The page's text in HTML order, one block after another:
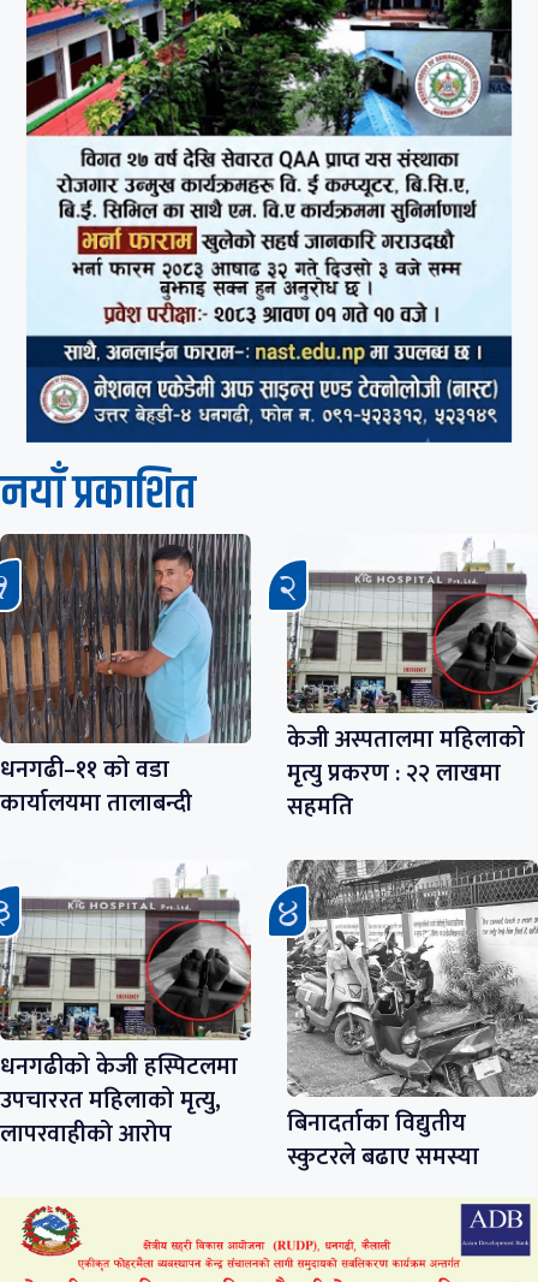
नयाँ प्रकाशित
धनगढी–११ को वडा
कार्यालयमा तालाबन्दी
केजी अस्पतालमा महिलाको
मृत्यु प्रकरण : २२ लाखमा
सहमति
धनगढीको केजी हस्पिटलमा
उपचाररत महिलाको मृत्यु,
लापरवाहीको आरोप
बिनादर्ताका विद्युतीय
स्कुटरले बढाए समस्या